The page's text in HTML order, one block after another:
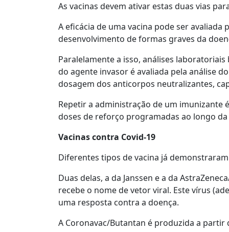
As vacinas devem ativar estas duas vias
A eficácia de uma vacina pode ser
desenvolvimento de formas graves da
Paralelamente a isso, análises
do agente invasor é avaliada pela análise
dosagem dos anticorpos neutralizantes,
Repetir a administração de um imunizante
doses de reforço programadas ao longo
Vacinas contra Covid-19
Diferentes tipos de vacina já
Duas delas, a da Janssen e a da
recebe o nome de vetor viral. Este vírus
uma resposta contra a doença.
A Coronavac/Butantan é produzida a